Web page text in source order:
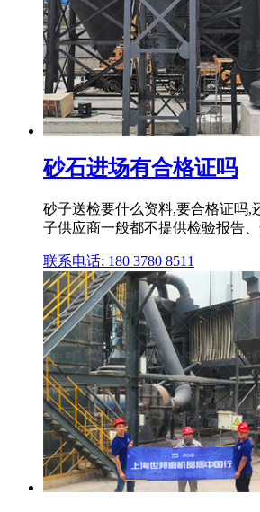
砂石进场有合格证吗
砂子送检要什么资料,要合格证吗,
子供应商一般都不提供检验报告
联系电话: 180 3780 8511